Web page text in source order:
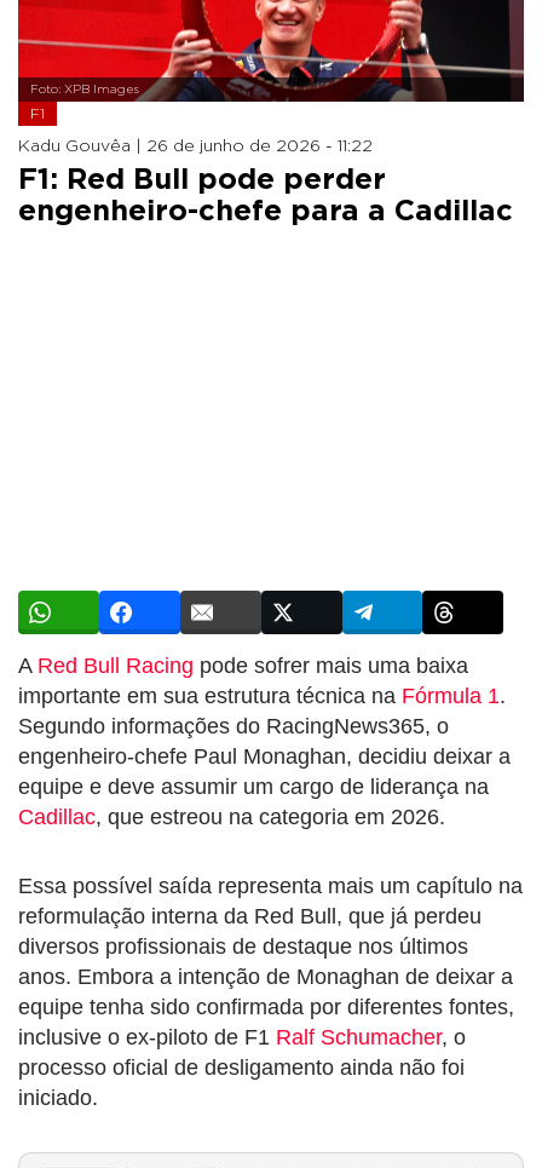
Foto: XPB Images
F1
Kadu Gouvêa | 26 de junho de 2026 - 11:22
F1: Red Bull pode perder
engenheiro-chefe para a Cadillac
A Red Bull Racing pode sofrer mais uma baixa
importante em sua estrutura técnica na Fórmula 1.
Segundo informações do RacingNews365, o
engenheiro-chefe Paul Monaghan, decidiu deixar a
equipe e deve assumir um cargo de liderança na
Cadillac, que estreou na categoria em 2026.
Essa possível saída representa mais um capítulo na
reformulação interna da Red Bull, que já perdeu
diversos profissionais de destaque nos últimos
anos. Embora a intenção de Monaghan de deixar a
equipe tenha sido confirmada por diferentes fontes,
inclusive o ex-piloto de F1 Ralf Schumacher, o
processo oficial de desligamento ainda não foi
iniciado.